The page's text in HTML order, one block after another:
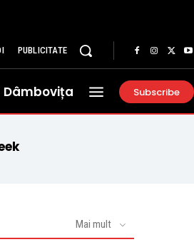
PUBLICITATE
Dâmbovița Subscribe
Mai mult